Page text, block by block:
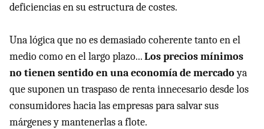
deficiencias en su estructura de costes.
Una lógica que no es demasiado coherente tanto en el
medio como en el largo plazo...Los precios mínimos
no tienen sentido en una economía de mercadoya
que suponen un traspaso de renta innecesario desde los
consumidores hacia las empresas para salvar sus
márgenes y mantenerlas a flote.